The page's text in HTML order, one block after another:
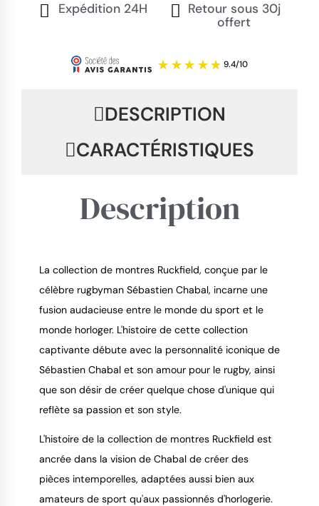
Expédition 24H
Retour sous 30j
offert
DESCRIPTION
CARACTÉRISTIQUES
Description
La collection de montres Ruckfield, conçue par le
célèbre rugbyman Sébastien Chabal, incarne une
fusion audacieuse entre le monde du sport et le
monde horloger. L'histoire de cette collection
captivante débute avec la personnalité iconique de
Sébastien Chabal et son amour pour le rugby, ainsi
que son désir de créer quelque chose d'unique qui
reflète sa passion et son style.
L'histoire de la collection de montres Ruckfield est
ancrée dans la vision de Chabal de créer des
pièces intemporelles, adaptées aussi bien aux
amateurs de sport qu'aux passionnés d'horlogerie.